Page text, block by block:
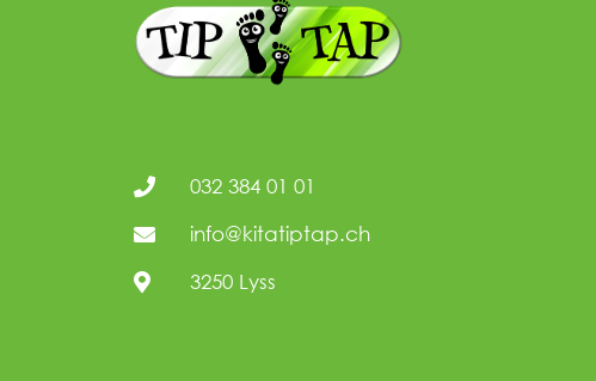
032 384 01 01
info@kitatiptap.ch
3250 Lyss